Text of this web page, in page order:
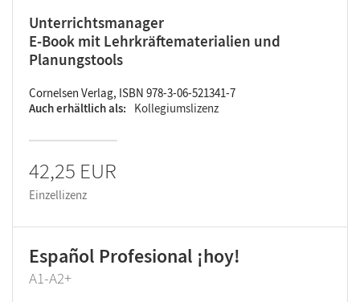
Unterrichtsmanager
E-Book mit Lehrkräftematerialien und
Planungstools
Cornelsen Verlag, ISBN 978-3-06-521341-7
Auch erhältlich als
Kollegiumslizenz
42,25 EUR
Einzellizenz
Español Profesional ¡hoy!
A1-A2+